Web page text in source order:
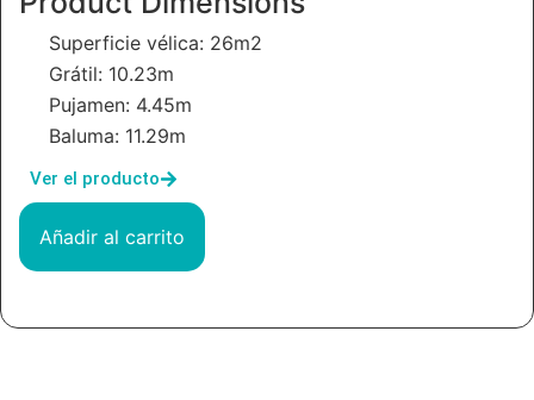
Superficie vélica: 26m2
Grátil: 10.23m
Pujamen: 4.45m
Baluma: 11.29m
Ver el producto
Añadir al carrito